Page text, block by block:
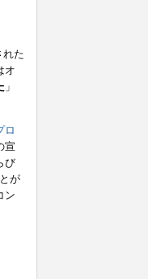
れた
オ
」
ロ
宣
び
が
ン